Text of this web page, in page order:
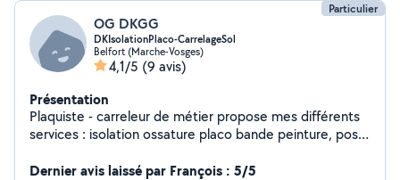
Particulier
OG DKGG
DKIsolationPlaco-CarrelageSol
Belfort (Marche-Vosges)
4,1/5 (9 avis)
Présentation
Plaquiste - carreleur de métier propose mes différents
services : isolation ossature placo bande peinture, pose
Dernier avis laissé par François : 5/5